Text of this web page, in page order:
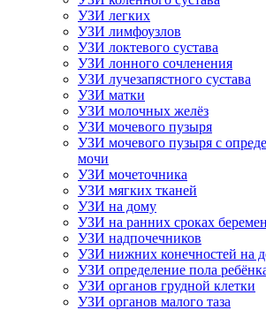
УЗИ легких
УЗИ лимфоузлов
УЗИ локтевого сустава
УЗИ лонного сочленения
УЗИ лучезапястного сустава
УЗИ матки
УЗИ молочных желёз
УЗИ мочевого пузыря
УЗИ мочевого пузыря с
мочи
УЗИ мочеточника
УЗИ мягких тканей
УЗИ на дому
УЗИ на ранних сроках
УЗИ надпочечников
УЗИ нижних конечностей на
УЗИ определение пола
УЗИ органов грудной клетки
УЗИ органов малого таза